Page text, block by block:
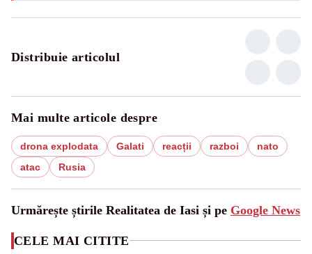
Distribuie articolul
Mai multe articole despre
drona explodata Galati reacții razboi
nato
atac
Rusia
Urmărește știrile Realitatea de Iasi și pe Google News
CELE MAI CITITE